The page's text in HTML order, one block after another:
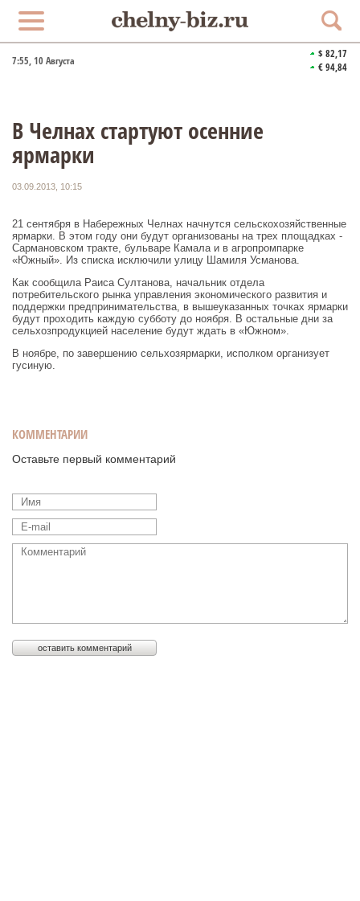
7:55, 10 Августа
$ 82,17
€ 94,84
В Челнах стартуют осенние
ярмарки
03.09.2013, 10:15
21 сентября в Набережных Челнах начнутся сельскохозяйственные
ярмарки. В этом году они будут организованы на трех площадках -
Сармановском тракте, бульваре Камала и в агропромпарке
«Южный». Из списка исключили улицу Шамиля Усманова.
Как сообщила Раиса Султанова, начальник отдела
потребительского рынка управления экономического развития и
поддержки предпринимательства, в вышеуказанных точках ярмарки
будут проходить каждую субботу до ноября. В остальные дни за
сельхозпродукцией население будут ждать в «Южном».
В ноябре, по завершению сельхозярмарки, исполком организует
гусиную.
КОММЕНТАРИИ
Оставьте первый комментарий